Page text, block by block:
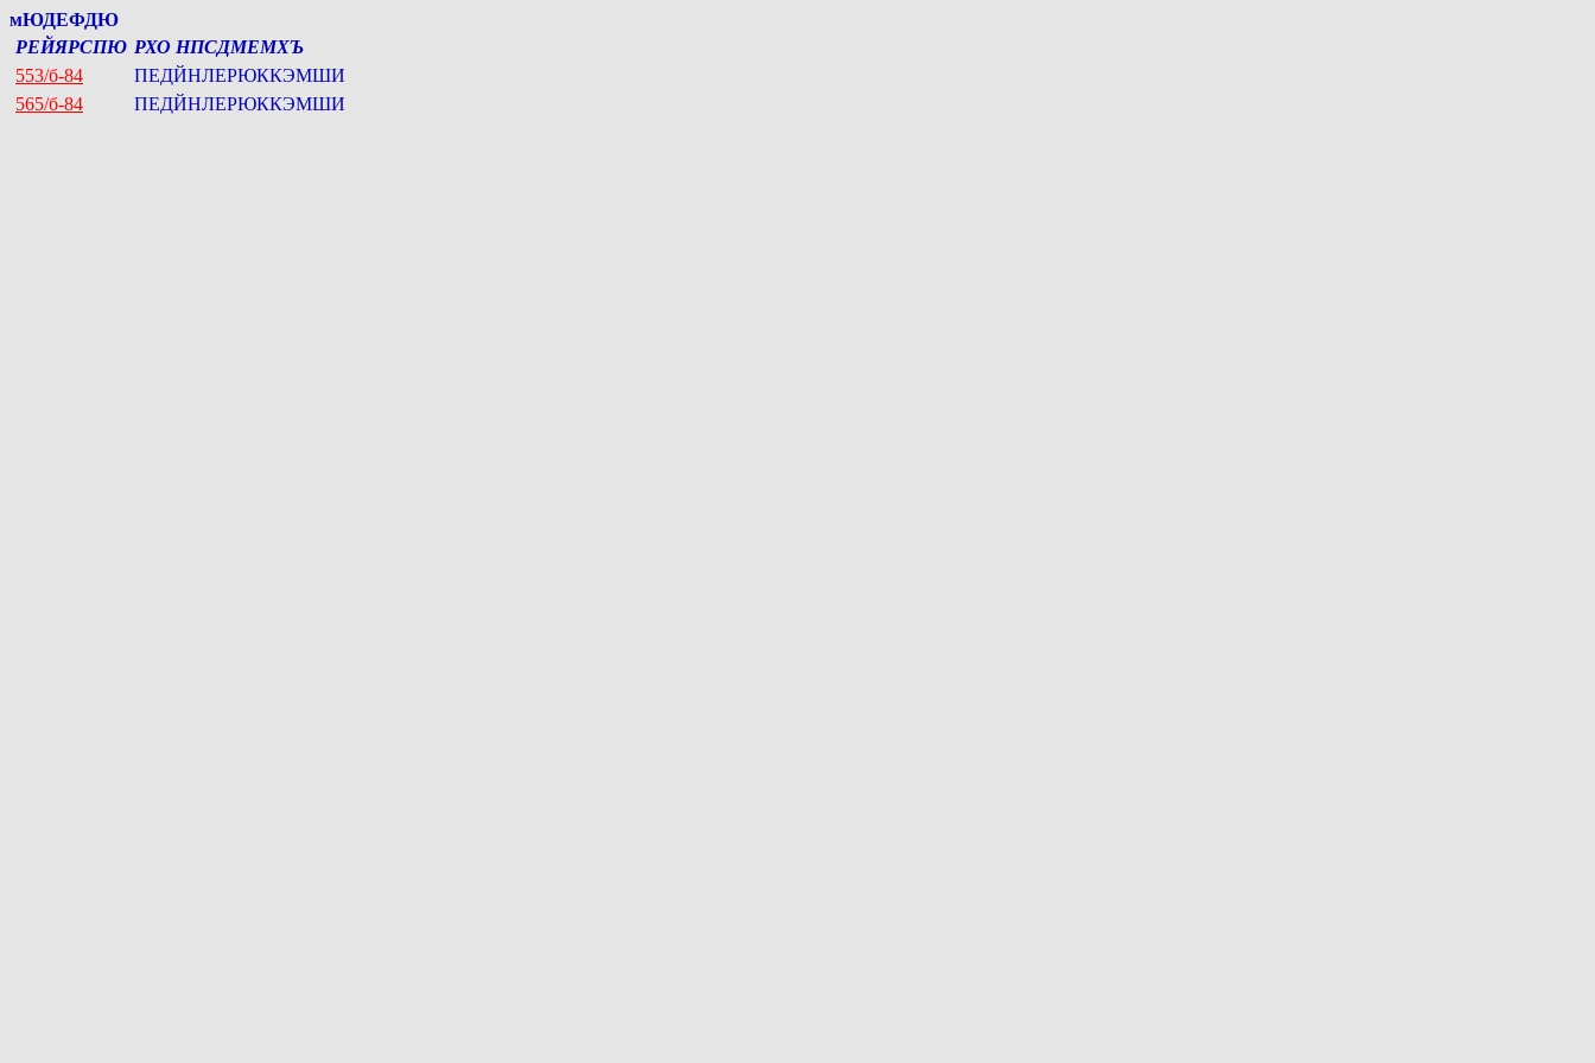
мЮДЕФДЮ
РЕЙЯРСПЮ РХО НПСДМЕМХЪ
553/б-84
ПЕДЙНЛЕРЮККЭМШИ
565/б-84
ПЕДЙНЛЕРЮККЭМШИ